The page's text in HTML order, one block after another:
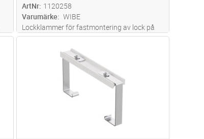
ArtNr 1120258
Varumärke
WIBE
Lockklammer för fastmontering av lock på
profilfäste 37